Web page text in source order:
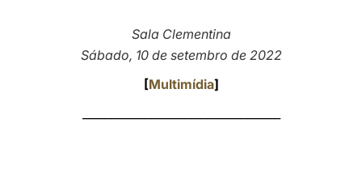
Sala Clementina
Sábado, 10 de setembro de 2022
[Multimídia]